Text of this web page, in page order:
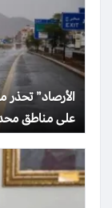
الأرصاد”
على مناطق